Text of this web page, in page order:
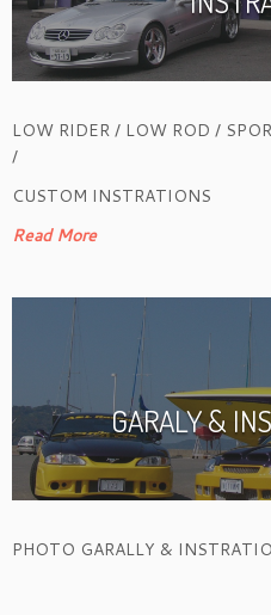
LOW RIDER / LOW ROD /
/
CUSTOM INSTRATIONS
Read More
GARALY &
PHOTO GARALLY &